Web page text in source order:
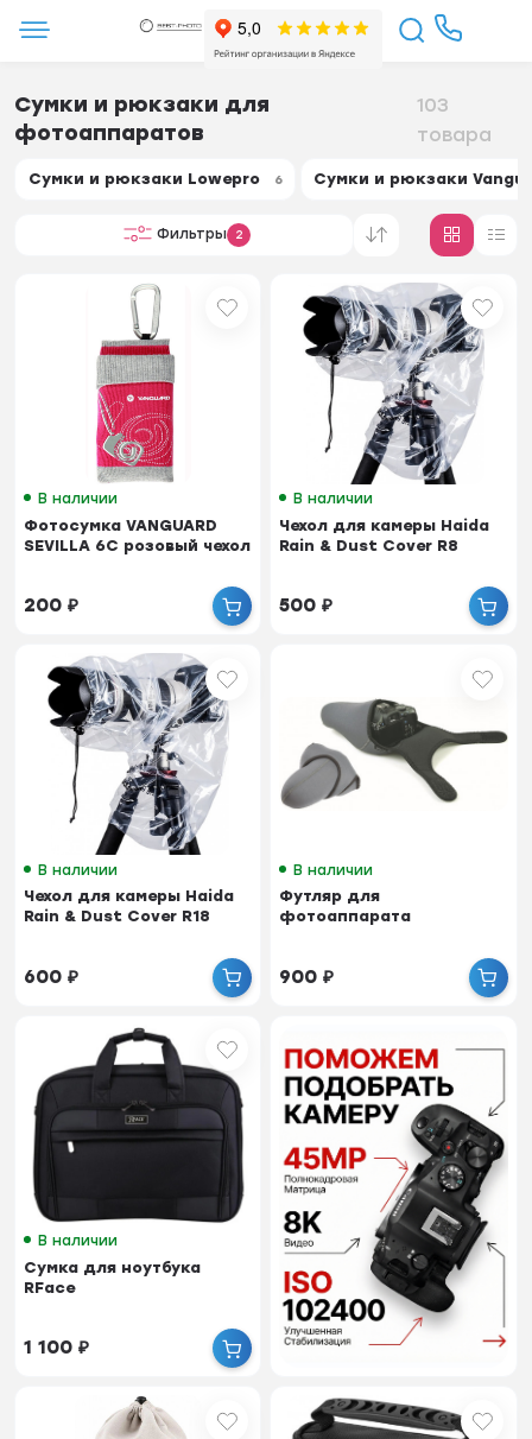
Сумки и рюкзаки для
фотоаппаратов
103
товара
Сумки и рюкзаки Lowepro 6 Сумки и рюкзаки
Фильтры 2
В наличии
Фотосумка VANGUARD
SEVILLA 6C розовый чехол
200₽
В наличии
Чехол для камеры Haida
Rain & Dust Cover R8
500₽
В наличии
Чехол для камеры Haida
Rain & Dust Cover R18
600₽
В наличии
Футляр для
фотоаппарата
900₽
В наличии
Сумка для ноутбука
RFace
1 100₽